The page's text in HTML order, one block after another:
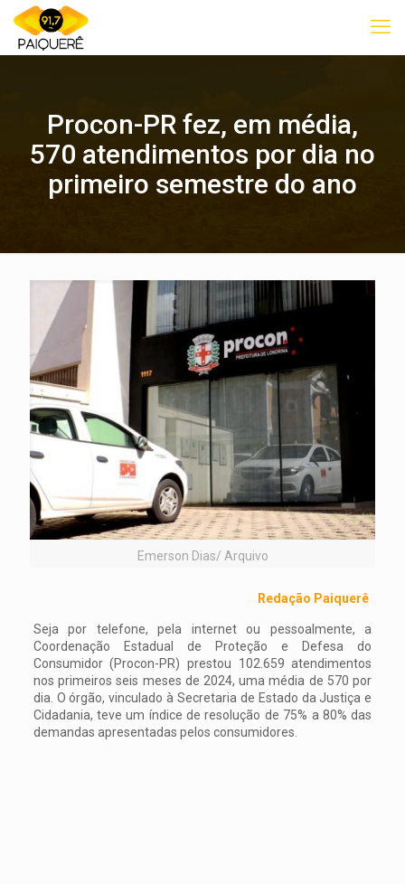
Procon-PR fez, em média,
570 atendimentos por dia no
primeiro semestre do ano
Emerson Dias/ Arquivo
Redação Paiquerê
Seja por telefone, pela internet ou pessoalmente, a
Coordenação Estadual de Proteção e Defesa do
Consumidor (Procon-PR) prestou 102.659 atendimentos
nos primeiros seis meses de 2024, uma média de 570 por
dia. O órgão, vinculado à Secretaria de Estado da Justiça e
Cidadania, teve um índice de resolução de 75% a 80% das
demandas apresentadas pelos consumidores.